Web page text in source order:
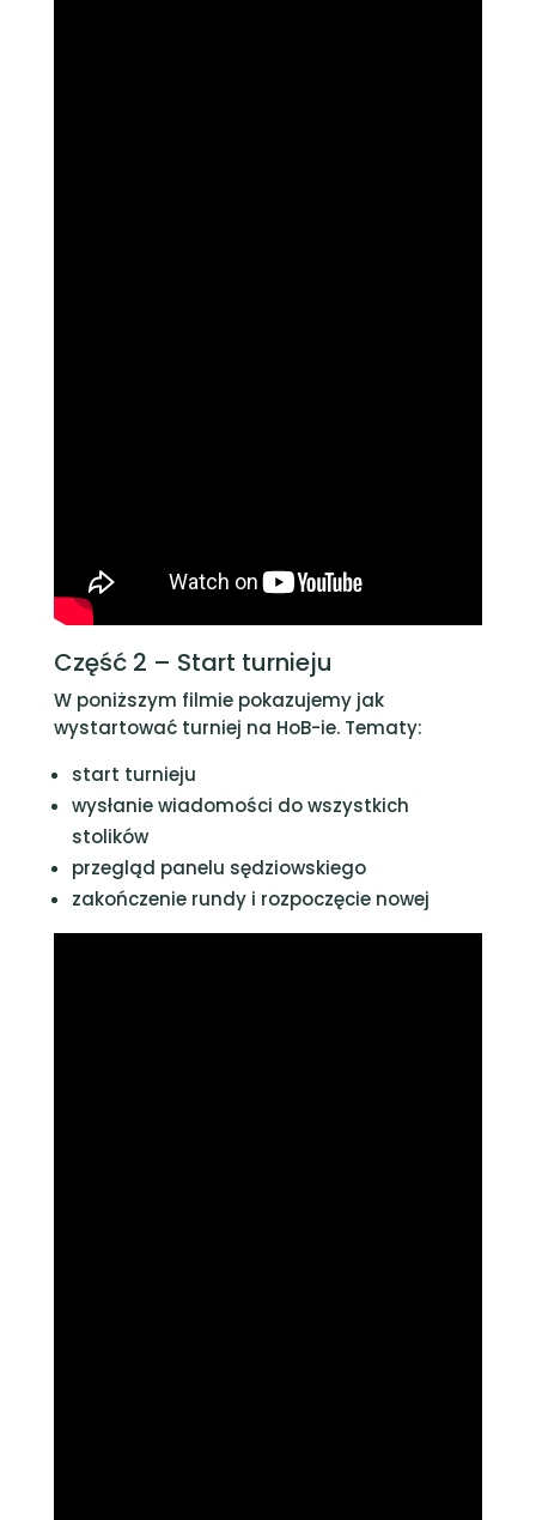
Część 2 – Start turnieju
W poniższym filmie pokazujemy jak
wystartować turniej na HoB-ie. Tematy:
start turnieju
wysłanie wiadomości do wszystkich
stolików
przegląd panelu sędziowskiego
zakończenie rundy i rozpoczęcie nowej